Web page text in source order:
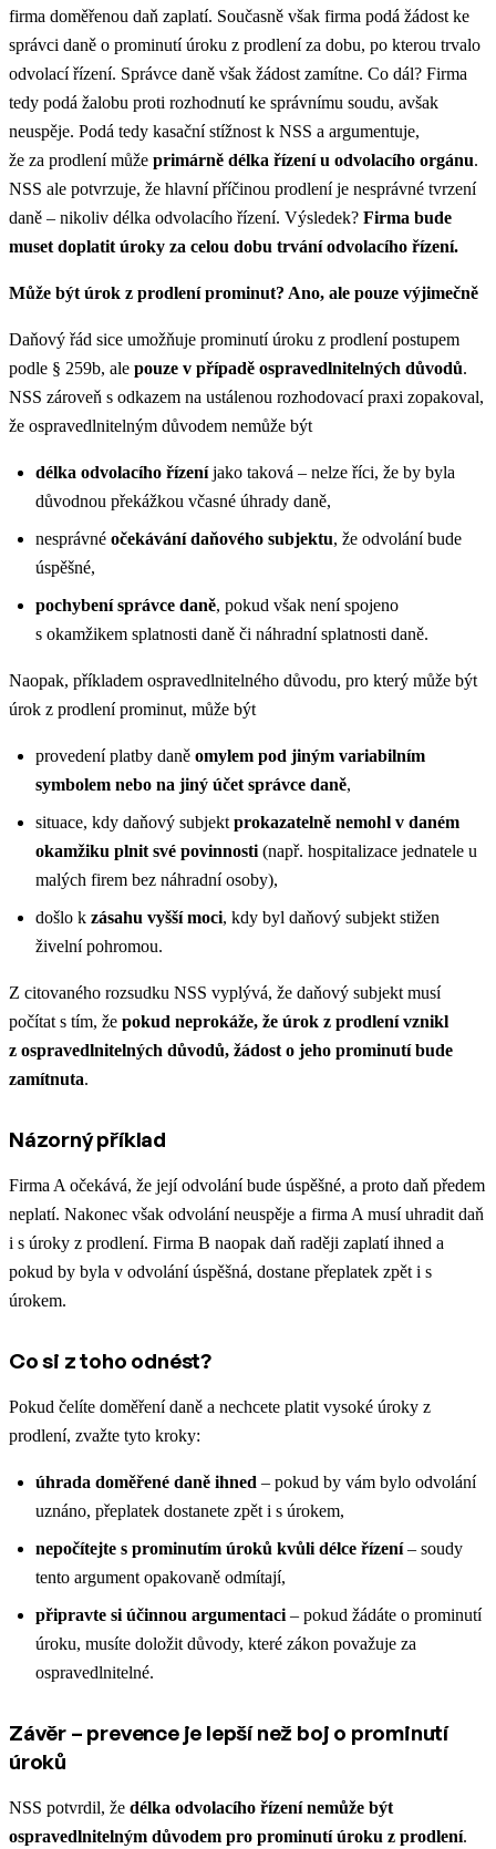
firma doměřenou daň zaplatí. Současně však firma podá žádost ke
správci daně o prominutí úroku z prodlení za dobu, po kterou trvalo
odvolací řízení. Správce daně však žádost zamítne. Co dál? Firma
tedy podá žalobu proti rozhodnutí ke správnímu soudu, avšak
neuspěje. Podá tedy kasační stížnost k NSS a argumentuje,
že za prodlení může primárně délka řízení u odvolacího orgánu.
NSS ale potvrzuje, že hlavní příčinou prodlení je nesprávné tvrzení
daně – nikoliv délka odvolacího řízení. Výsledek? Firma bude
muset doplatit úroky za celou dobu trvání odvolacího řízení.
Může být úrok z prodlení prominut? Ano, ale pouze výjimečně
Daňový řád sice umožňuje prominutí úroku z prodlení postupem
podle § 259b, ale pouze v případě ospravedlnitelných důvodů.
NSS zároveň s odkazem na ustálenou rozhodovací praxi zopakoval,
že ospravedlnitelným důvodem nemůže být
délka odvolacího řízeníjako taková – nelze říci, že by byla
důvodnou překážkou včasné úhrady daně,
nesprávné očekávání daňového subjektu, že odvolání bude
úspěšné,
pochybení správce daně, pokud však není spojeno
s okamžikem splatnosti daně či náhradní splatnosti daně.
Naopak, příkladem ospravedlnitelného důvodu, pro který může být
úrok z prodlení prominut, může být
provedení platby daně omylem pod jiným variabilním
symbolem nebo na jiný účet správce daně,
situace, kdy daňový subjekt prokazatelně nemohl v daném
okamžiku plnit své povinnosti (např. hospitalizace jednatele u
malých firem bez náhradní osoby),
došlo k zásahu vyšší moci, kdy byl daňový subjekt stižen
živelní pohromou.
Z citovaného rozsudku NSS vyplývá, že daňový subjekt musí
počítat s tím, že pokud neprokáže, že úrok z prodlení vznikl
z ospravedlnitelných důvodů, žádost o jeho prominutí bude
zamítnuta.
Názorný příklad
Firma A očekává, že její odvolání bude úspěšné, a proto daň předem
neplatí. Nakonec však odvolání neuspěje a firma A musí uhradit daň
i s úroky z prodlení. Firma B naopak daň raději zaplatí ihned a
pokud by byla v odvolání úspěšná, dostane přeplatek zpět i s
úrokem.
Co si z toho odnést?
Pokud čelíte doměření daně a nechcete platit vysoké úroky z
prodlení, zvažte tyto kroky:
úhrada doměřené daně ihned – pokud by vám bylo odvolání
uznáno, přeplatek dostanete zpět i s úrokem,
nepočítejte s prominutím úroků kvůli délce řízení– soudy
tento argument opakovaně odmítají,
připravte si účinnou argumentaci – pokud žádáte o prominutí
úroku, musíte doložit důvody, které zákon považuje za
ospravedlnitelné.
Závěr – prevence je lepší než boj o prominutí
úroků
NSS potvrdil, že délka odvolacího řízení nemůže být
ospravedlnitelným důvodem pro prominutí úroku z prodlení.